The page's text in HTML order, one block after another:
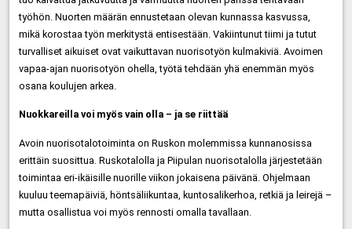
työhön. Nuorten määrän ennustetaan olevan kunnassa kasvussa,
mikä korostaa työn merkitystä entisestään. Vakiintunut tiimi ja tutut
turvalliset aikuiset ovat vaikuttavan nuorisotyön kulmakiviä. Avoimen
vapaa-ajan nuorisotyön ohella, työtä tehdään yhä enemmän myös
osana koulujen arkea.
Nuokkareilla voi myös vain olla – ja se riittää
Avoin nuorisotalotoiminta on Ruskon molemmissa kunnanosissa
erittäin suosittua. Ruskotalolla ja Piipulan nuorisotalolla järjestetään
toimintaa eri-ikäisille nuorille viikon jokaisena päivänä. Ohjelmaan
kuuluu teemapäiviä, höntsäliikuntaa, kuntosalikerhoa, retkiä ja leirejä –
mutta osallistua voi myös rennosti omalla tavallaan.